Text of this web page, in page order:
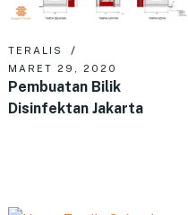
TERALIS
MARET 29, 2020
Pembuatan Bilik
Disinfektan Jakarta